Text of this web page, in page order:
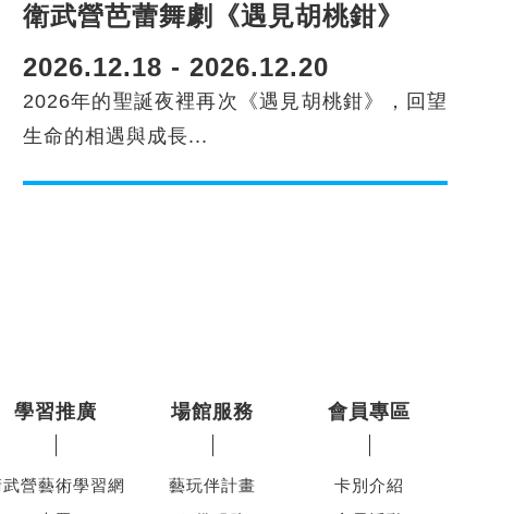
衛武營芭蕾舞劇《遇見胡桃鉗》
2026.12.18 - 2026.12.20
2026年的聖誕夜裡再次《遇見胡桃鉗》，回望
生命的相遇與成長...
學習推廣
營藝術學習網
場館服務
藝玩伴計畫
會員專區
卡別介紹